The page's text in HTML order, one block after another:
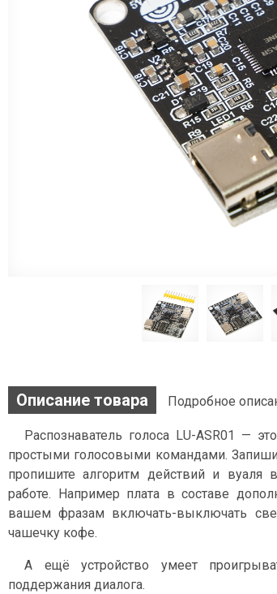
Описание товара Подробное
Распознаватель голоса LU-ASR01 —
простыми голосовыми командами.
пропишите алгоритм действий и вуаля
работе. Например плата в составе
вашем фразам включать-выключать
чашечку кофе.
А ещё устройство умеет
поддержания диалога.